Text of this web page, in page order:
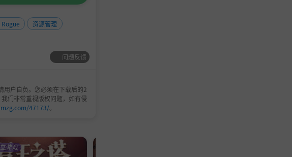
Rogue
资源管理
问题反馈
用户自负。您必须在下载后的2
们非常重视版权问题，如有侵
47173/。
游戏